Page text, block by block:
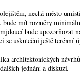
nechá město
mít rozměry
bude upozorňovat
se uskuteční ještě terénní
architektonických
jednání a diskuzí.